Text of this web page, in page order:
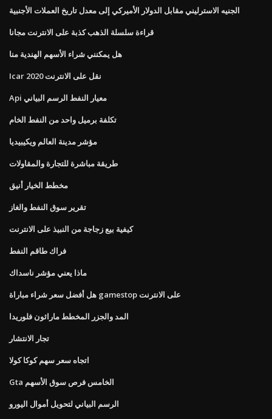
الجنيه الاسترليني مقابل الدولار الأميركي إلى معدل تاريخ العملات الأجنبية
قراءة سلسلة الذهب كذبة على الانترنت مجانا
هل يمكنني شراء الأسهم الهندية منا
Icar نقل على الانترنت 2020
Api معيار النفط الرسم البياني
تكلفة برميل واحد من النفط الخام
مؤشر مدينة العالم ويكيبيديا
طريقة مباشرة للتجارة والمقاولات
مخطط الخيار أنيق
تقرير سوق النفط والغاز
كيفية بيع زجاجة من النبيذ على الانترنت
فراك طاقم النفط
ماذا يعني مؤشر ناسداك
هل أفضل سعر شراء مباراة gamestop على الانترنت
المد والجزر المخطط ماراثون فلوريدا
تجار الانتشار
اتجاه سعر سهم كوكا كولا
Gta الخامس فرص سوق الأسهم
الرسم البياني لتحويل أموال اليورو